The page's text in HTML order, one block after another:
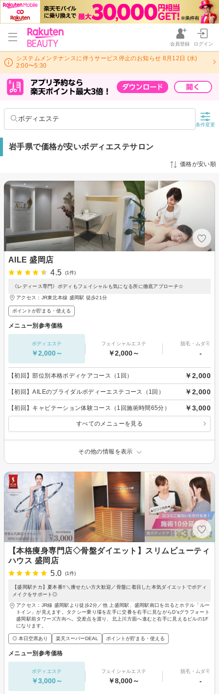
会員登録 ログイン
システムメンテナンスに伴うサービス停止のお知らせ 8月12日 (水)
2:00〜5:30
ボディエステ
条件変更
岩手県で価格が安いボディエステサロン
価格が安い順
AILE 盛岡店
4.5
(1件)
《レディース専門》ボディもフェイシャルも気になる所に徹底アプローチ☆
アクセス：JR東北本線 盛岡駅 徒歩21分
ポイントが貯まる・使える
メニュー別参考価格
ボディエステ
￥2,000～
フェイシャルエステ
￥2,000～
脱毛・ムダ毛処
-
【初回】部位別本格ボディケアコース（1回） ￥2,000
【初回】AILEのブライダルボディーエステコース（1回） ￥2,000
【初回】キャビテーション体験コース（1回施術時間65分） ￥3,000
すべてのメニューを見る
その他の情報を表示
【本格痩身専門店◇骨盤ダイエット】スリムビューティ
ハウス 盛岡店
5.0
(1件)
【盛岡駅チカ】夏本番!!＼痩せたい方大歓迎／骨盤に着目した本気ダイエットでボディ
メイクをサポート◎
アクセス：JR線 盛岡駅より徒歩2分／他 上盛岡駅、盛岡駅南口を出るとホテル「ルー
トイン」が見えます。タクシー乗り場を左手に交番を右手に見ながらD'sグラフォート
盛岡駅前タワーズ方向へ。交差点を渡り、北上川方面へ進むと右手に見えるビルの1F
になります。
◎ 本日空席あり 楽天スーパーDEAL ポイントが貯まる・使える
メニュー別参考価格
ボディエステ
￥3,000～
フェイシャルエステ
￥8,000～
脱毛・ムダ毛処
-